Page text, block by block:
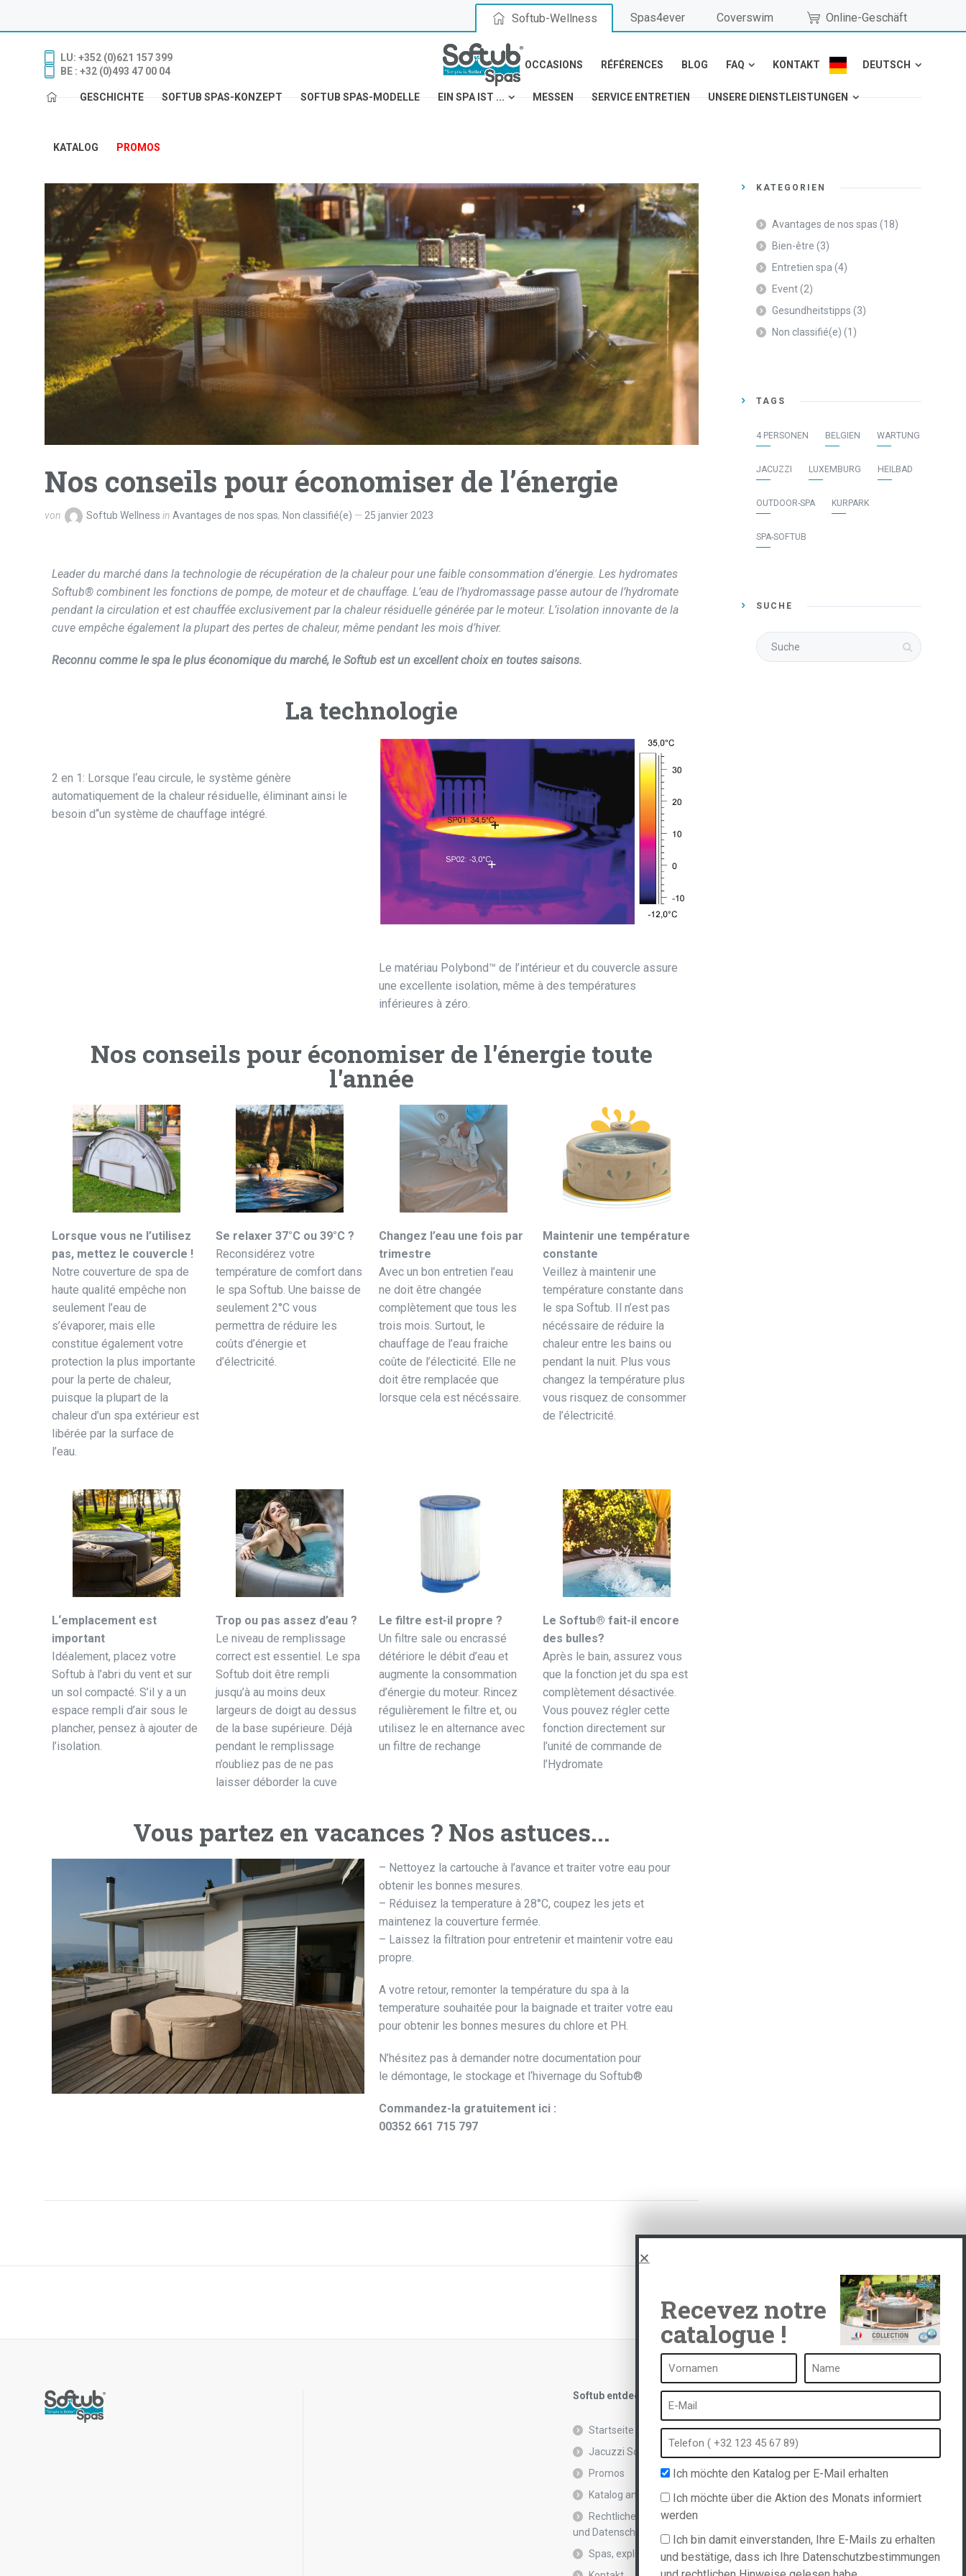
Softub-Wellness Spas4ever Coverswim Online-Geschäft
LU: +352 (0)621 157 399
BE : +32 (0)493 47 00 04
OCCASIONS RÉFÉRENCES BLOG FAQ KONTAKT DEUTSCH
GESCHICHTE SOFTUB SPAS-KONZEPT SOFTUB SPAS-MODELLE EIN SPA IST ... MESSEN SERVICE ENTRETIEN UNSERE DIENSTLEISTUNGEN
KATALOG PROMOS
Nos conseils pour économiser de l’énergie
von Softub Wellness in Avantages de nos spas, Non classifié(e) 25 janvier 2023
Leader du marché dans la technologie de récupération de la chaleur pour une faible consommation d’énergie. Les hydromates
Softub® combinent les fonctions de pompe, de moteur et de chauffage. L’eau de l’hydromassage passe autour de l’hydromate
pendant la circulation et est chauffée exclusivement par la chaleur résiduelle générée par le moteur. L’isolation innovante de la
cuve empêche également la plupart des pertes de chaleur, même pendant les mois d’hiver.
Reconnu comme le spa le plus économique du marché, le Softub est un excellent choix en toutes saisons.
La technologie
2 en 1: Lorsque l‘eau circule, le système génère
automatiquement de la chaleur résiduelle, éliminant ainsi le
besoin d‘‘un système de chauffage intégré.
Le matériau Polybond™ de l’intérieur et du couvercle assure
une excellente isolation, même à des températures
inférieures à zéro.
Nos conseils pour économiser de l'énergie toute
l'année
Lorsque vous ne l’utilisez
pas, mettez le couvercle !
Notre couverture de spa de
haute qualité empêche non
seulement l’eau de
s’évaporer, mais elle
constitue également votre
protection la plus importante
pour la perte de chaleur,
puisque la plupart de la
chaleur d’un spa extérieur est
libérée par la surface de
l’eau.
Se relaxer 37°C ou 39°C ?
Reconsidérez votre
température de comfort dans
le spa Softub. Une baisse de
seulement 2°C vous
permettra de réduire les
coûts d’énergie et
d’électricité.
Changez l’eau une fois par
trimestre
Avec un bon entretien l’eau
ne doit être changée
complètement que tous les
trois mois. Surtout, le
chauffage de l’eau fraiche
coûte de l’électicité. Elle ne
doit être remplacée que
lorsque cela est nécéssaire.
Maintenir une température
constante
Veillez à maintenir une
température constante dans
le spa Softub. Il n’est pas
nécéssaire de réduire la
chaleur entre les bains ou
pendant la nuit. Plus vous
changez la température plus
vous risquez de consommer
de l’électricité.
L‘emplacement est
important
Idéalement, placez votre
Softub à l’abri du vent et sur
un sol compacté. S’il y a un
espace rempli d’air sous le
plancher, pensez à ajouter de
l’isolation.
Trop ou pas assez d’eau ?
Le niveau de remplissage
correct est essentiel. Le spa
Softub doit être rempli
jusqu’à au moins deux
largeurs de doigt au dessus
de la base supérieure. Déjà
pendant le remplissage
n’oubliez pas de ne pas
laisser déborder la cuve
Le filtre est-il propre ?
Un filtre sale ou encrassé
détériore le débit d’eau et
augmente la consommation
d’énergie du moteur. Rincez
régulièrement le filtre et, ou
utilisez le en alternance avec
un filtre de rechange
Le Softub® fait-il encore
des bulles?
Après le bain, assurez vous
que la fonction jet du spa est
complètement désactivée.
Vous pouvez régler cette
fonction directement sur
l’unité de commande de
l’Hydromate
Vous partez en vacances ? Nos astuces...
– Nettoyez la cartouche à l’avance et traiter votre eau pour
obtenir les bonnes mesures.
– Réduisez la temperature à 28°C, coupez les jets et
maintenez la couverture fermée.
– Laissez la filtration pour entretenir et maintenir votre eau
propre.
A votre retour, remonter la température du spa à la
temperature souhaitée pour la baignade et traiter votre eau
pour obtenir les bonnes mesures du chlore et PH.
N’hésitez pas à demander notre documentation pour
le démontage, le stockage et l‘hivernage du Softub®
Commandez-la gratuitement ici :
00352 661 715 797
KATEGORIEN
Avantages de nos spas (18)
Bien-être (3)
Entretien spa (4)
Event(2)
Gesundheitstipps (3)
Non classifié(e) (1)
TAGS
4 PERSONEN BELGIEN WARTUNG
JACUZZI LUXEMBURG HEILBAD
OUTDOOR-SPA KURPARK
SPA-SOFTUB
SUCHE
Softub entdecken
Startseite
Jacuzzi Softub
Promos
Katalog anfordern
Rechtliche Hinweise
und Datenschutzrichtlinie
Spas, explications
Ein Spa ist ...
Was ist ein Heilbad?
Innen Spa
Freibad
Eingebauter Whirlpool
Spa und Hydrotherapie
Recevez notre
catalogue !
Ich möchte den Katalog per E-Mail erhalten
Ich möchte über die Aktion des Monats informiert
werden
Ich bin damit einverstanden, Ihre E-Mails zu erhalten
und bestätige, dass ich Ihre Datenschutzbestimmungen